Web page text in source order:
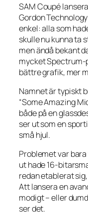
SAM Coupé
Gordon
enkel: alla som
skulle nu kunna ta
men ändå bekant
mycket
bättre grafik, mer
Namnet är typiskt
“Some Amazing
både på en
ser ut som en
små hjul.
Problemet var
ut hade 16-
redan etablerat
Att lansera en
modigt – eller
ser det.